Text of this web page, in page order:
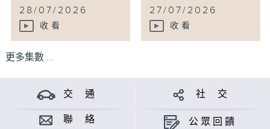
28/07/2026
收看
27/07/2026
收看
更多集數 ...
交 通 社 交
聯 絡 公眾回饋